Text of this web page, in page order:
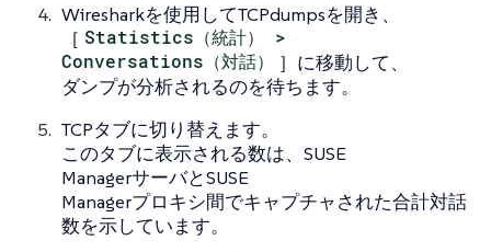
Wiresharkを使用してTCPdumpsを開き、
［ Statistics（統計） >
Conversations（対話）
］に移動して、
ダンプが分析されるのを待ちます。
TCPタブに切り替えます。
このタブに表示される数は、SUSE
ManagerサーバとSUSE
Managerプロキシ間でキャプチャされた合計対話
数を示しています。